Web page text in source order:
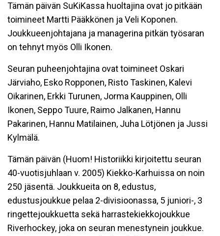
Tämän päivän SuKiKassa huoltajina ovat jo pitkään
toimineet Martti Pääkkönen ja Veli Koponen.
Joukkueenjohtajana ja managerina pitkän työsaran
on tehnyt myös Olli Ikonen.
Seuran puheenjohtajina ovat toimineet Oskari
Järviaho, Esko Ropponen, Risto Taskinen, Kalevi
Oikarinen, Erkki Turunen, Jorma Kauppinen, Olli
Ikonen, Seppo Tuure, Raimo Jalkanen, Hannu
Pakarinen, Hannu Matilainen, Juha Lötjönen ja Jussi
Kylmälä.
Tämän päivän (Huom! Historiikki kirjoitettu seuran
40-vuotisjuhlaan v. 2005) Kiekko-Karhuissa on noin
250 jäsentä. Joukkueita on 8, edustus,
edustusjoukkue pelaa 2-divisioonassa, 5 juniori-, 3
ringettejoukkuetta sekä harrastekiekkojoukkue
Riverhockey, joka on seuran menestynein joukkue.